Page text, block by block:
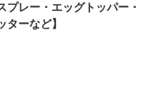
プレー・エッグトッパー・
ターなど】